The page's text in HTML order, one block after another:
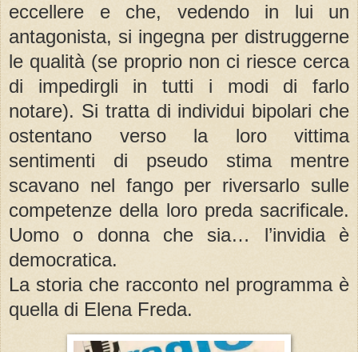
eccellere e che, vedendo in lui un
antagonista, si ingegna per distruggerne
le qualità (se proprio non ci riesce cerca
di impedirgli in tutti i modi di farlo
notare). Si tratta di individui bipolari che
ostentano verso la loro vittima
sentimenti di pseudo stima mentre
scavano nel fango per riversarlo sulle
competenze della loro preda sacrificale.
Uomo o donna che sia… l’invidia è
democratica.
La storia che racconto nel programma è
quella di Elena Freda.